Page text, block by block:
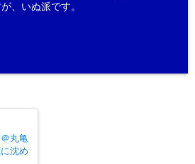
、いぬ派です。
丸亀
沈め